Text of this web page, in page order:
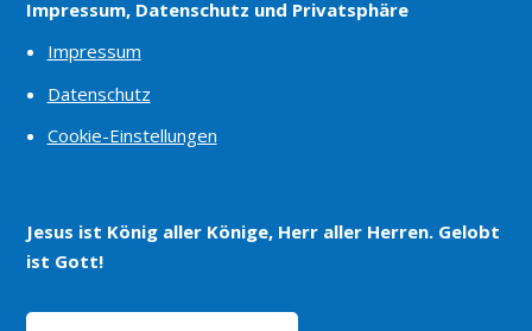
Impressum, Datenschutz und Privatsphäre
Impressum
Datenschutz
Cookie-Einstellungen
Jesus ist König aller Könige, Herr aller Herren. Gelobt
ist Gott!